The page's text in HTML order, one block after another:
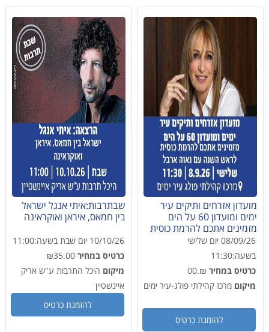
מועדון אזרחים ותיקים עיר
ימים ומועדון 60 על הים
מזמינים אתכם להרמת כוסית
לראש השנה עם נאוה ארבל
08/09/26 יום שלישי
בשעה:11:30
כרטיס במחיר₪.00
מיקום מרכז קהילתי פולג-עיר ימים
להזמנת כרטיס
שבתרבות:איתי אנגל ישראל
בין חמאס, איראן ואוקראינה
10/10/26 יום שבת בשעה:11:00
כרטיס במחיר ₪35.00
מיקום היכל התרבות ע"ש אריק
איינשטיין
להזמנת כרטיס